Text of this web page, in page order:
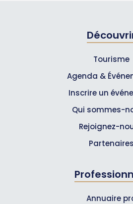
Tourisme
Agenda &
Inscrire un
Qui sommes-
Rejoignez-
Partenaires
Annuaire